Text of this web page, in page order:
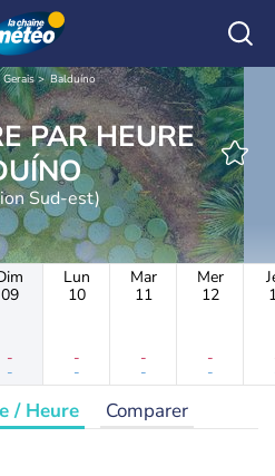
Balduíno
PAR HEURE
Sud-est)
09
-
-
Lun
10
-
-
Mar
11
-
-
Mer
12
-
-
/ Heure Comparer